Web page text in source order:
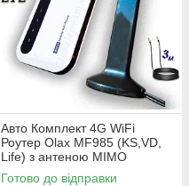
Авто Комплект 4G WiFi
Роутер Olax MF985 (KS,VD,
Life) з антеною MIMO
2×16dbi Магніт 3 м.
Готово до відправки